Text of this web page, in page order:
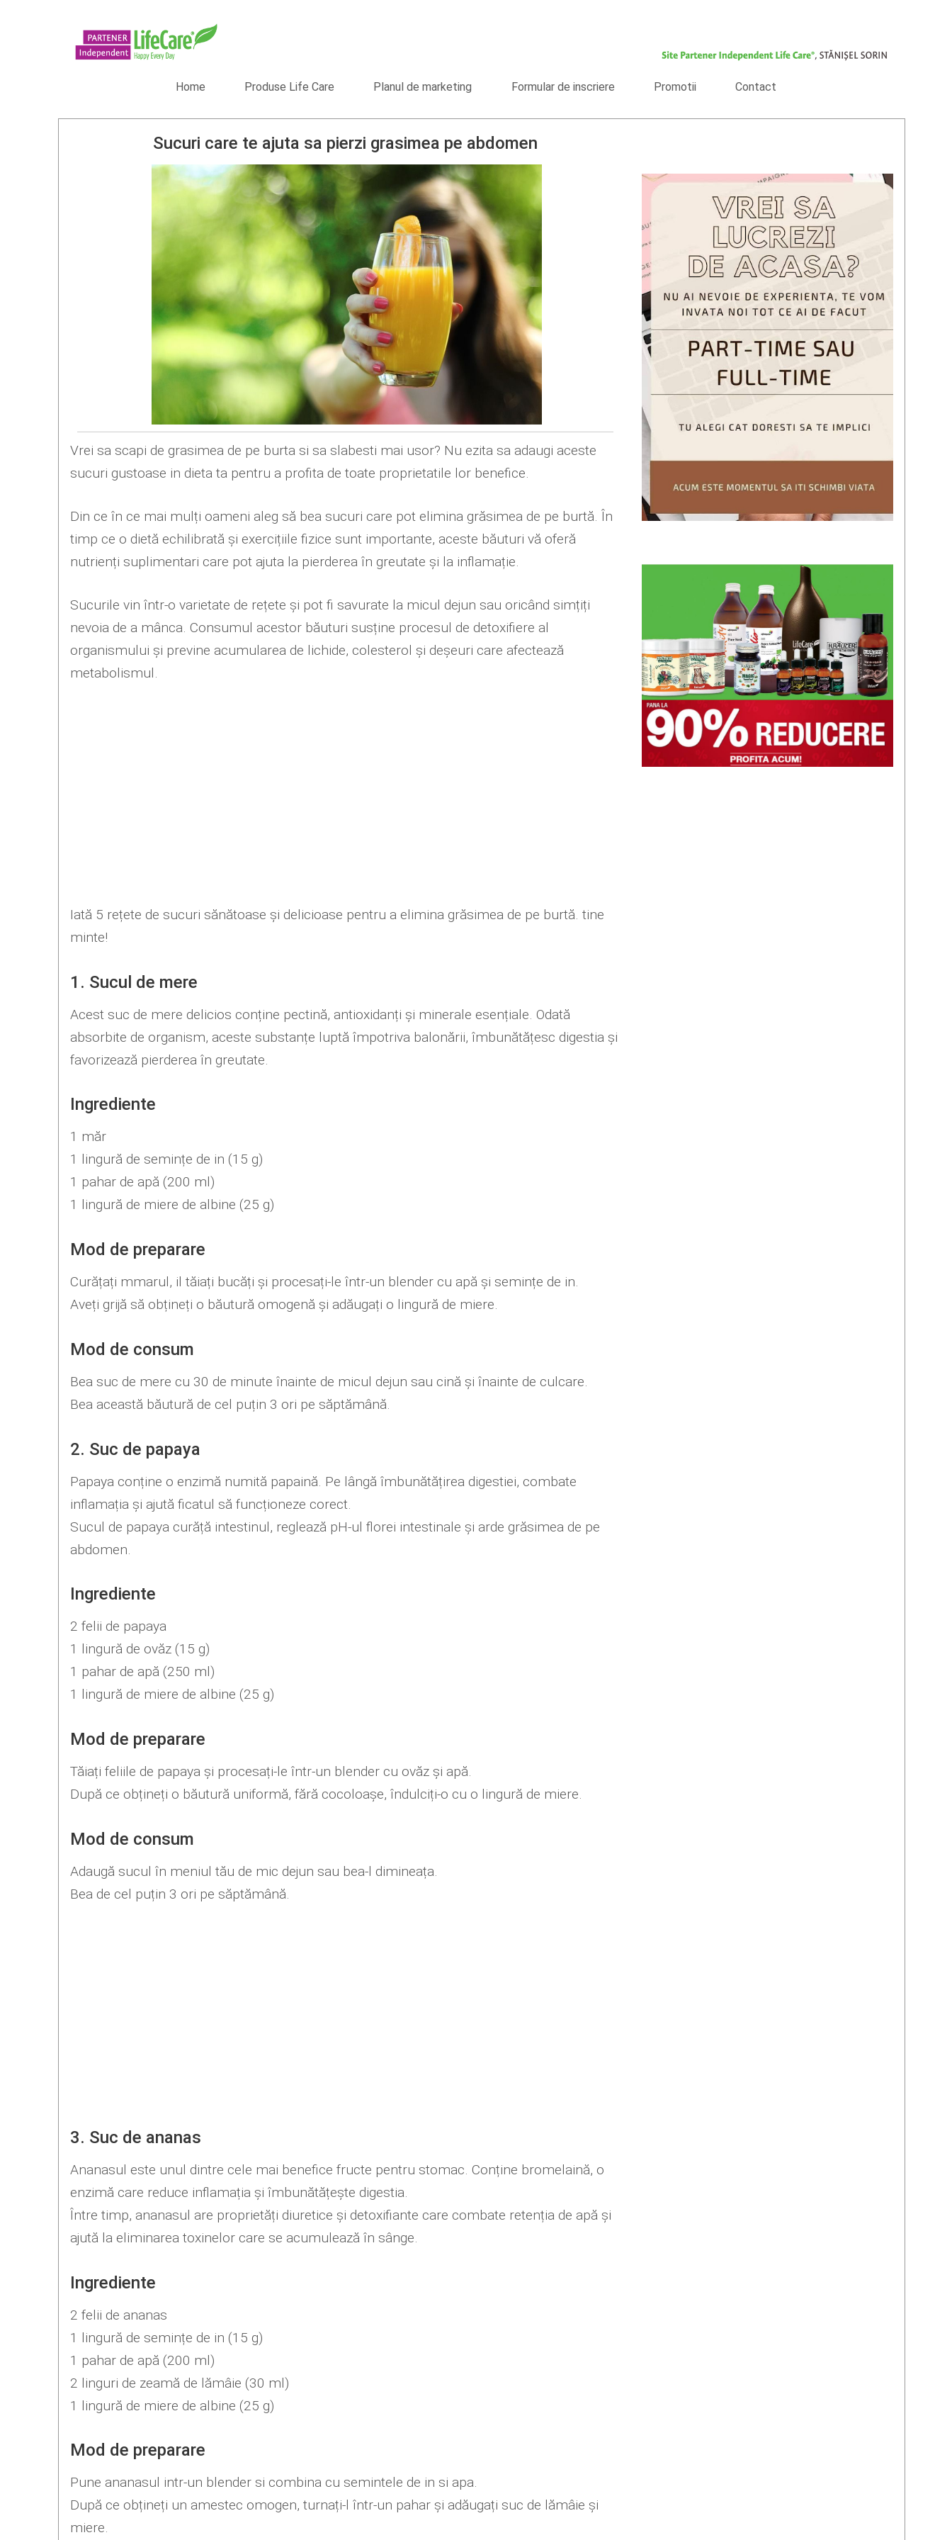
Home Produse Life Care Planul de marketing Formular de inscriere Promotii Contact
Sucuri care te ajuta sa pierzi grasimea pe abdomen
Vrei sa scapi de grasimea de pe burta si sa slabesti mai usor? Nu ezita sa adaugi aceste
sucuri gustoase in dieta ta pentru a profita de toate proprietatile lor benefice.
Din ce în ce mai mulți oameni aleg să bea sucuri care pot elimina grăsimea de pe burtă. În
timp ce o dietă echilibrată și exercițiile fizice sunt importante, aceste băuturi vă oferă
nutrienți suplimentari care pot ajuta la pierderea în greutate și la inflamație.
Sucurile vin într-o varietate de rețete și pot fi savurate la micul dejun sau oricând simțiți
nevoia de a mânca. Consumul acestor băuturi susține procesul de detoxifiere al
organismului și previne acumularea de lichide, colesterol și deșeuri care afectează
metabolismul.
Iată 5 rețete de sucuri sănătoase și delicioase pentru a elimina grăsimea de pe burtă. tine
minte!
1. Sucul de mere
Acest suc de mere delicios conține pectină, antioxidanți și minerale esențiale. Odată
absorbite de organism, aceste substanțe luptă împotriva balonării, îmbunătățesc digestia și
favorizează pierderea în greutate.
Ingrediente
1 măr
1 lingură de semințe de in (15 g)
1 pahar de apă (200 ml)
1 lingură de miere de albine (25 g)
Mod de preparare
Curățați mmarul, il tăiați bucăți și procesați-le într-un blender cu apă și semințe de in.
Aveți grijă să obțineți o băutură omogenă și adăugați o lingură de miere.
Mod de consum
Bea suc de mere cu 30 de minute înainte de micul dejun sau cină și înainte de culcare.
Bea această băutură de cel puțin 3 ori pe săptămână.
2. Suc de papaya
Papaya conține o enzimă numită papaină. Pe lângă îmbunătățirea digestiei, combate
inflamația și ajută ficatul să funcționeze corect.
Sucul de papaya curăță intestinul, reglează pH-ul florei intestinale și arde grăsimea de pe
abdomen.
Ingrediente
2 felii de papaya
1 lingură de ovăz (15 g)
1 pahar de apă (250 ml)
1 lingură de miere de albine (25 g)
Mod de preparare
Tăiați feliile de papaya și procesați-le într-un blender cu ovăz și apă.
După ce obțineți o băutură uniformă, fără cocoloașe, îndulciți-o cu o lingură de miere.
Mod de consum
Adaugă sucul în meniul tău de mic dejun sau bea-l dimineața.
Bea de cel puțin 3 ori pe săptămână.
3. Suc de ananas
Ananasul este unul dintre cele mai benefice fructe pentru stomac. Conține bromelaină, o
enzimă care reduce inflamația și îmbunătățește digestia.
Între timp, ananasul are proprietăți diuretice și detoxifiante care combate retenția de apă și
ajută la eliminarea toxinelor care se acumulează în sânge.
Ingrediente
2 felii de ananas
1 lingură de semințe de in (15 g)
1 pahar de apă (200 ml)
2 linguri de zeamă de lămâie (30 ml)
1 lingură de miere de albine (25 g)
Mod de preparare
Pune ananasul intr-un blender si combina cu semintele de in si apa.
După ce obțineți un amestec omogen, turnați-l într-un pahar și adăugați suc de lămâie și
miere.